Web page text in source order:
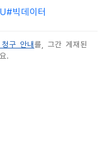
#빅데이터
구 안내 를, 그간 게재된
.